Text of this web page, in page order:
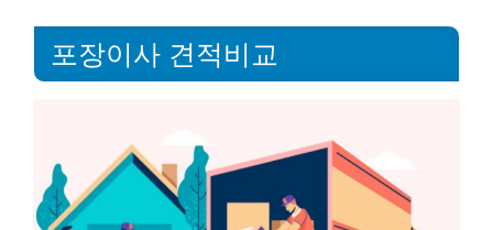
포장이사 견적비교